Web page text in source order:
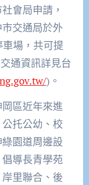
會局申請，
交通局於外
場，共可提
通資訊詳見台
)。
區近年來進
托公幼、校
園道周邊設
導長青學苑
里聯合、後